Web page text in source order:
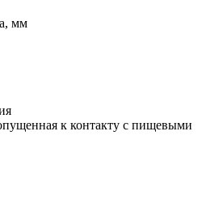
мм
к контакту с пищевыми